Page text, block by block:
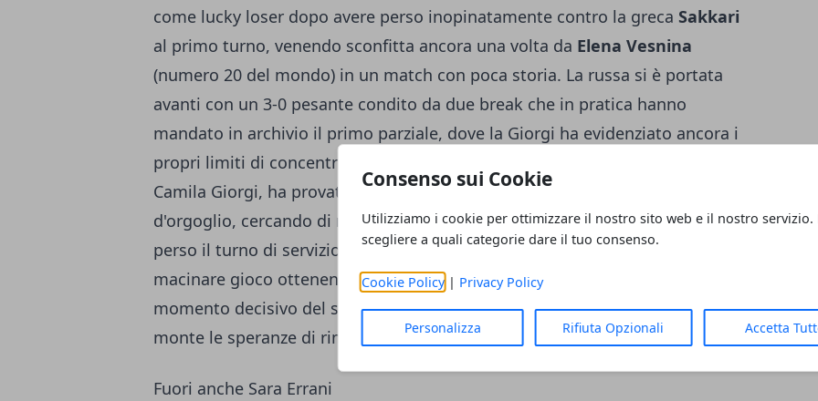
Consenso sui Cookie
Utilizziamo i cookie per ottimizzare il nostro sito web e il nostro servizio.
scegliere a quali categorie dare il tuo consenso.
Cookie Policy| Privacy Policy
Personalizza Rifiuta Opzionali Accetta
come lucky loser dopo avere perso inopinatamente contro la greca Sakkari
al primo turno, venendo sconfitta ancora una volta da Elena Vesnina
(numero 20 del mondo) in un match con poca storia. La russa si è portata
avanti con un 3-0 pesante condito da due break che in pratica hanno
mandato in archivio il primo parziale, dove la Giorgi ha evidenziato ancora i
propri limiti di concentrazione risultando assai fallosa. Nel secondo set,
Camila Giorgi, ha provato ad abbozzare una reazione mossa da un sussulto
d'orgoglio, cercando di rendere più dura la vita alla Vesnina. Dopo avere
perso il turno di servizio e sotto per 3 giochi a zero, la Giorgi ha iniziato a
macinare gioco ottenendo anche il break che l'ha portata sul 4-5. Nel
momento decisivo del set ha perso nuovamente il servizio mandando a
monte le speranze di rimonta.
Fuori anche Sara Errani